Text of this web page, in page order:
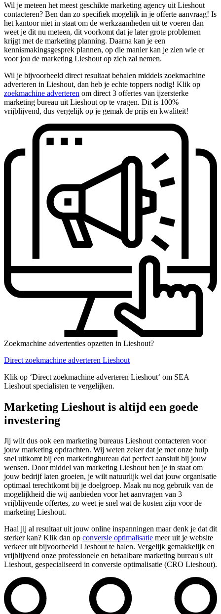
Wil je meteen het meest geschikte marketing agency uit Lieshout
contacteren? Ben dan zo specifiek mogelijk in je offerte aanvraag! Is
het kantoor niet in staat om de werkzaamheden uit te voeren dan
weet je dit nu meteen, dit voorkomt dat je later grote problemen
krijgt met de marketing planning. Daarna kan je een
kennismakingsgesprek plannen, op die manier kan je zien wie er
voor jou de marketing Lieshout op zich zal nemen.
Wil je bijvoorbeeld direct resultaat behalen middels zoekmachine
adverteren in Lieshout, dan heb je echte toppers nodig! Klik op
zoekmachine adverteren om direct 3 offertes van ijzersterke
marketing bureau uit Lieshout op te vragen. Dit is 100%
vrijblijvend, dus vergelijk op je gemak de prijs en kwaliteit!
Zoekmachine advertenties opzetten in Lieshout?
Direct zoekmachine adverteren Lieshout
Klik op ‘Direct zoekmachine adverteren Lieshout‘ om SEA
Lieshout specialisten te vergelijken.
Marketing Lieshout is altijd een goede
investering
Jij wilt dus ook een marketing bureaus Lieshout contacteren voor
jouw marketing opdrachten. Wij weten zeker dat je met onze hulp
snel uitkomt bij een marketingbureau dat perfect aansluit bij jouw
wensen. Door middel van marketing Lieshout ben je in staat om
jouw bedrijf laten groeien, je wilt natuurlijk wel dat jouw organisatie
optimaal terechtkomt bij je doelgroep. Maak nu nog gebruik van de
mogelijkheid die wij aanbieden voor het aanvragen van 3
vrijblijvende offertes, zo weet je snel wat de kosten zijn voor de
marketing Lieshout.
Haal jij al resultaat uit jouw online inspanningen maar denk je dat dit
sterker kan? Klik dan op conversie optimalisatie meer uit je website
verkeer uit bijvoorbeeld Lieshout te halen. Vergelijk gemakkelijk en
vrijblijvend onze professionele en betaalbare marketing bureau's uit
Lieshout, gespecialiseerd in conversie optimalisatie (CRO Lieshout).